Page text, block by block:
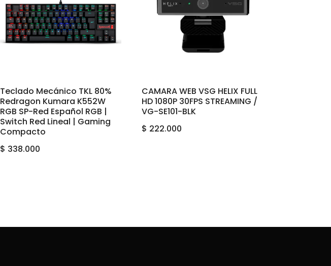
Teclado Mecánico TKL 80%
Redragon Kumara K552W
RGB SP-Red Español RGB |
Switch Red Lineal | Gaming
Compacto
$ 338.000
CAMARA WEB VSG HELIX FULL
HD 1080P 30FPS STREAMING /
VG-SE101-BLK
$ 222.000